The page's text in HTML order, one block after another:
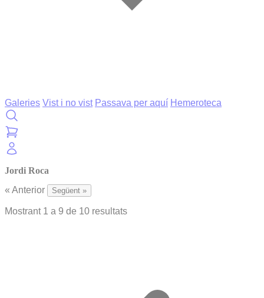
Galeries Vist i no vist Passava per aquí Hemeroteca
Jordi Roca
« Anterior
Següent »
Mostrant 1 a 9 de 10 resultats